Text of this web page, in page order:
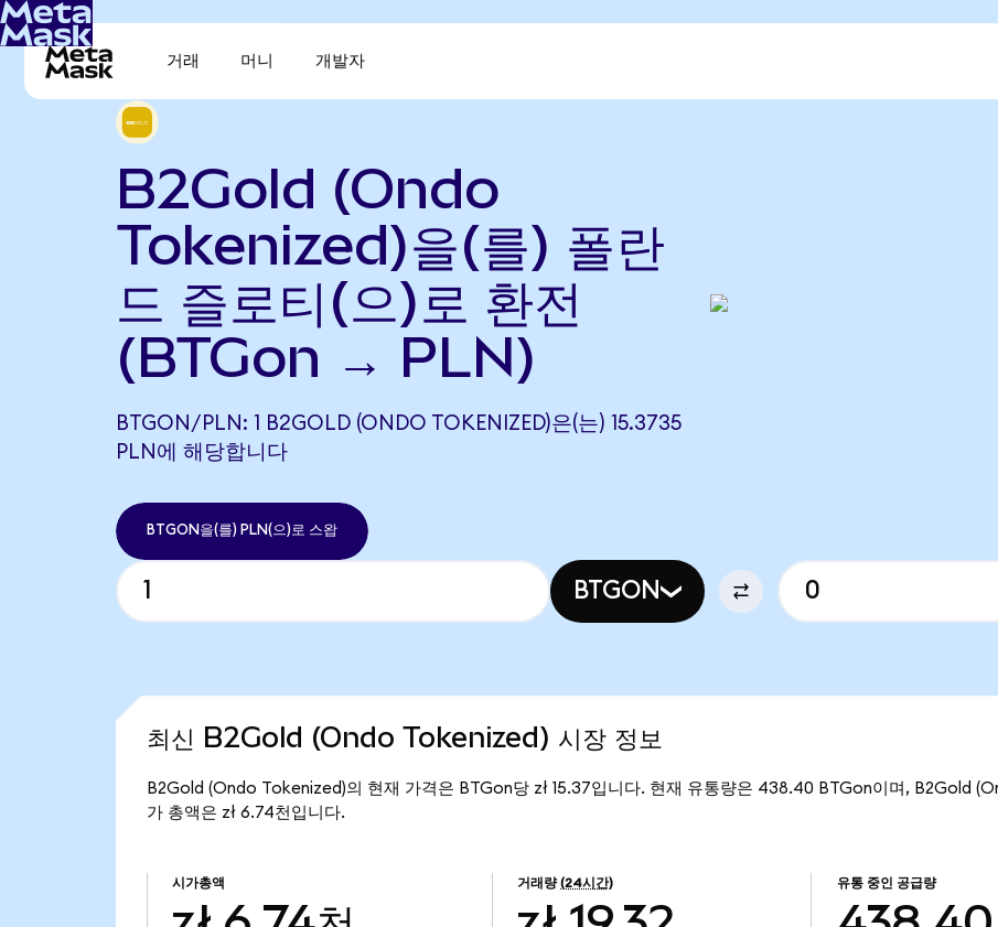
거래 머니 개발자
B2Gold (Ondo
Tokenized)을(를) 폴란
드 즐로티(으)로 환전
(BTGon → PLN)
BTGON/PLN: 1 B2GOLD (ONDO TOKENIZED)은(는) 15.3735
PLN에 해당합니다
BTGON을(를) PLN(으)로 스왑
BTGON
최신 B2Gold (Ondo Tokenized) 시장 정보
B2Gold (Ondo Tokenized)의 현재 가격은 BTGon당 zł 15.37입니다. 현재 유통량은 438.40 BTGon이며, B2Gold
가 총액은 zł 6.74천입니다.
시가총액 거래량 (24시간) 유통 중인 공급량